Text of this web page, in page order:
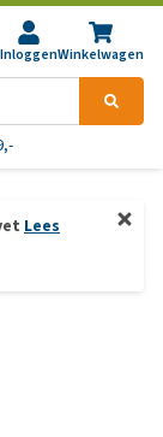
InloggenWinkelwagen
Lees